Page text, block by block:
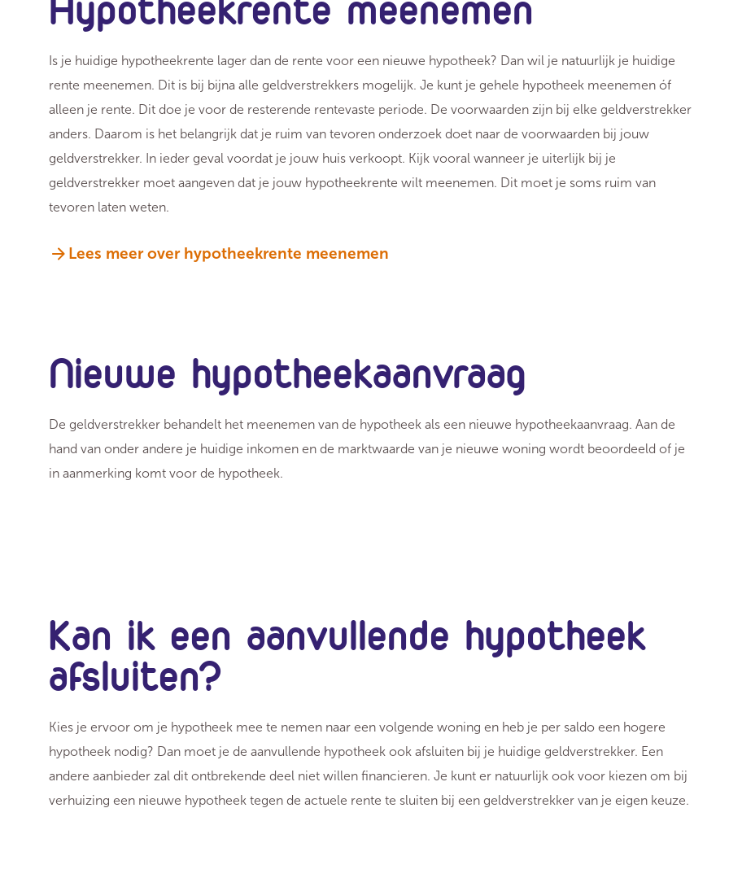
Is je huidige hypotheekrente lager dan de rente voor een nieuwe hypotheek? Dan wil je natuurlijk je huidige
rente meenemen. Dit is bij bijna alle geldverstrekkers mogelijk. Je kunt je gehele hypotheek meenemen óf
alleen je rente. Dit doe je voor de resterende rentevaste periode. De voorwaarden zijn bij elke geldverstrekker
anders. Daarom is het belangrijk dat je ruim van tevoren onderzoek doet naar de voorwaarden bij jouw
geldverstrekker. In ieder geval voordat je jouw huis verkoopt. Kijk vooral wanneer je uiterlijk bij je
geldverstrekker moet aangeven dat je jouw hypotheekrente wilt meenemen. Dit moet je soms ruim van
tevoren laten weten.
Lees meer over hypotheekrente meenemen
Nieuwe hypotheekaanvraag
De geldverstrekker behandelt het meenemen van de hypotheek als een nieuwe hypotheekaanvraag. Aan de
hand van onder andere je huidige inkomen en de marktwaarde van je nieuwe woning wordt beoordeeld of je
in aanmerking komt voor de hypotheek.
Kan ik een aanvullende hypotheek
afsluiten?
Kies je ervoor om je hypotheek mee te nemen naar een volgende woning en heb je per saldo een hogere
hypotheek nodig? Dan moet je de aanvullende hypotheek ook afsluiten bij je huidige geldverstrekker. Een
andere aanbieder zal dit ontbrekende deel niet willen financieren. Je kunt er natuurlijk ook voor kiezen om bij
verhuizing een nieuwe hypotheek tegen de actuele rente te sluiten bij een geldverstrekker van je eigen keuze.